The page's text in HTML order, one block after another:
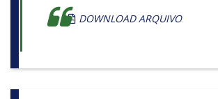
DOWNLOAD ARQUIVO